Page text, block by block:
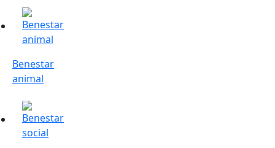
Benestar animal
Benestar
animal
Benestar Social